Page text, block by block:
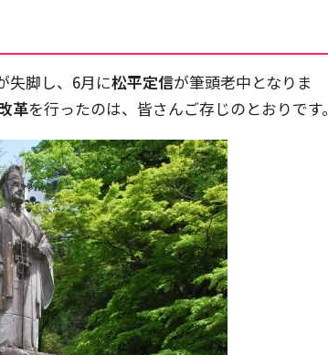
失脚し、6月に松平定信が筆頭老中となりま
革を行ったのは、皆さんご存じのとおりです。